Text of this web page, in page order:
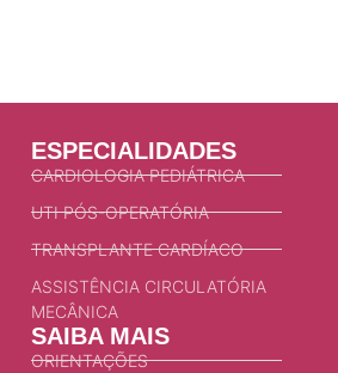
ESPECIALIDADES
CARDIOLOGIA PEDIÁTRICA
UTI PÓS-OPERATÓRIA
TRANSPLANTE CARDÍACO
ASSISTÊNCIA CIRCULATÓRIA
MECÂNICA
SAIBA MAIS
ORIENTAÇÕES